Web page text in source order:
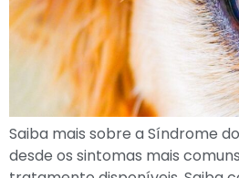
Saiba mais sobre a Síndrome
desde os sintomas mais